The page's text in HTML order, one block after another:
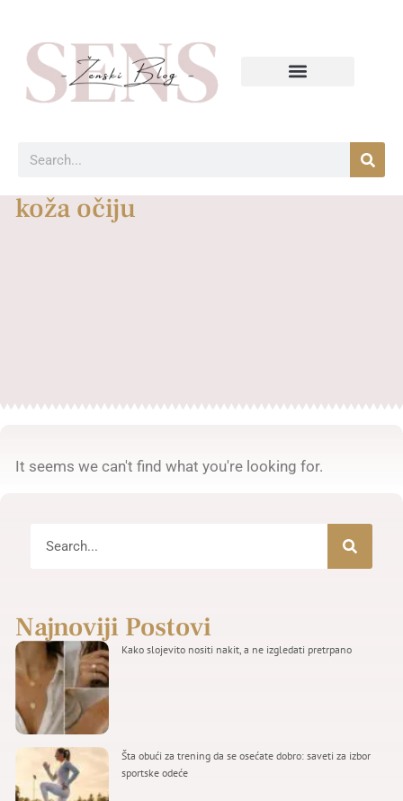
koža očiju
It seems we can't find what you're looking for.
Najnoviji Postovi
Kako slojevito nositi nakit, a ne izgledati pretrpano
Šta obući za trening da se osećate dobro: saveti za izbor
sportske odeće